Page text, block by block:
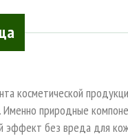
косметической
Именно природные
эффект без вреда для